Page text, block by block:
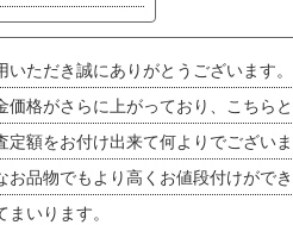
いただき誠にありがとうございます。
価格がさらに上がっており、こちら
定額をお付け出来て何よりでございま
お品物でもより高くお値段付けがで
まいります。